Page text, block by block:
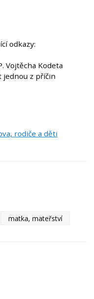
odkazy:
Vojtěcha Kodeta
jednou z příčin
rodiče a děti
matka, mateřství